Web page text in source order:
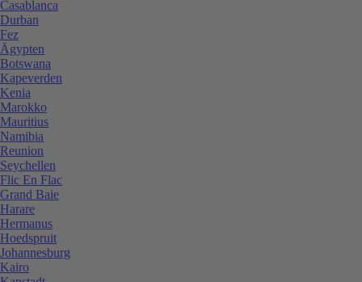
Casablanca
Durban
Fez
Ägypten
Botswana
Kapeverden
Kenia
Marokko
Mauritius
Namibia
Reunion
Seychellen
Flic En Flac
Grand Baie
Harare
Hermanus
Hoedspruit
Johannesburg
Kairo